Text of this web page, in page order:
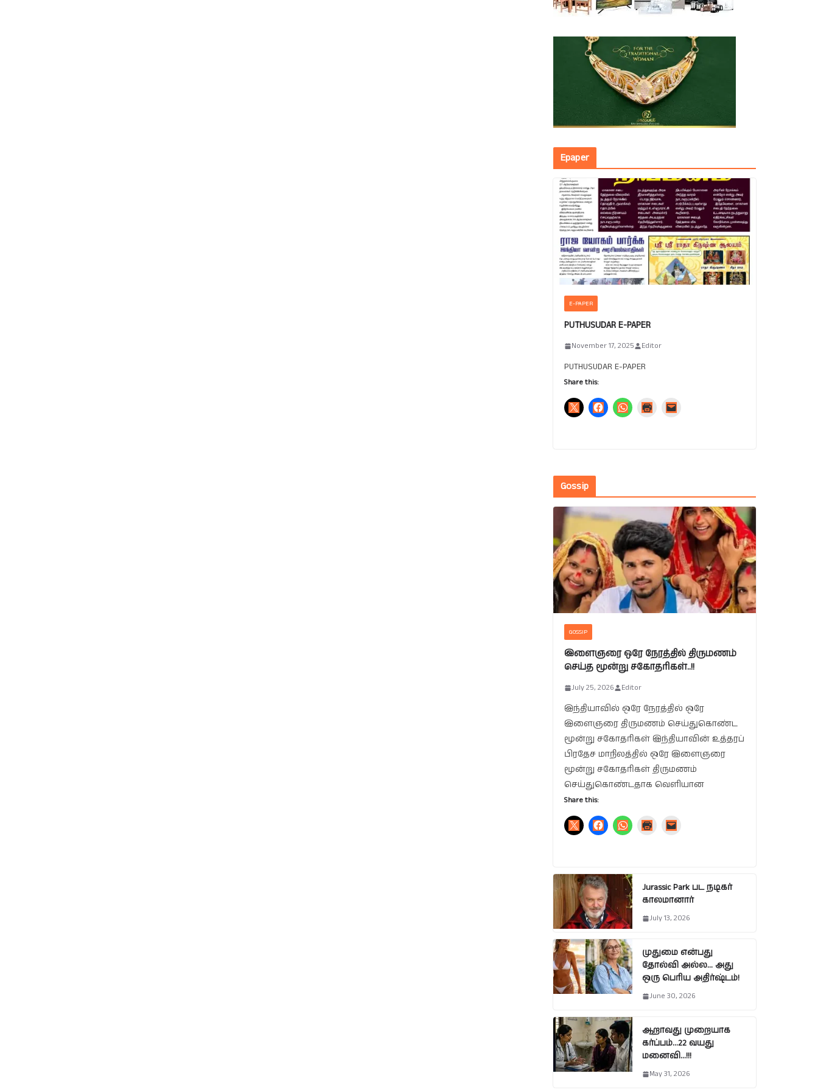
Epaper
E-PAPER
PUTHUSUDAR E-PAPER
November 17, 2025 Editor
PUTHUSUDAR E-PAPER
Share this:
Gossip
GOSSIP
இளைஞரை ஒரே நேரத்தில் திருமணம்
செய்த மூன்று சகோதரிகள்..!!
July 25, 2026 Editor
இந்தியாவில் ஒரே நேரத்தில் ஒரே
இளைஞரை திருமணம் செய்துகொண்ட
மூன்று சகோதரிகள் இந்தியாவின் உத்தரப்
பிரதேச மாநிலத்தில் ஒரே இளைஞரை
மூன்று சகோதரிகள் திருமணம்
செய்துகொண்டதாக வெளியான
Share this:
Jurassic Park பட நடிகர்
காலமானார்
July 13, 2026
முதுமை என்பது
தோல்வி அல்ல… அது
ஒரு பெரிய அதிர்ஷ்டம்!
June 30, 2026
ஆறாவது முறையாக
கர்ப்பம்…22 வயது
மனைவி…!!!
May 31, 2026